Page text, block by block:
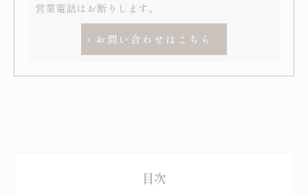
営業電話はお断りします。
お問い合わせはこちら
目次